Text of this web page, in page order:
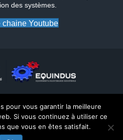
des systèmes.
chaine Youtube
Equindus
pour vous garantir la meilleure
Si vous continuez à utiliser ce
que vous en êtes satisfait.